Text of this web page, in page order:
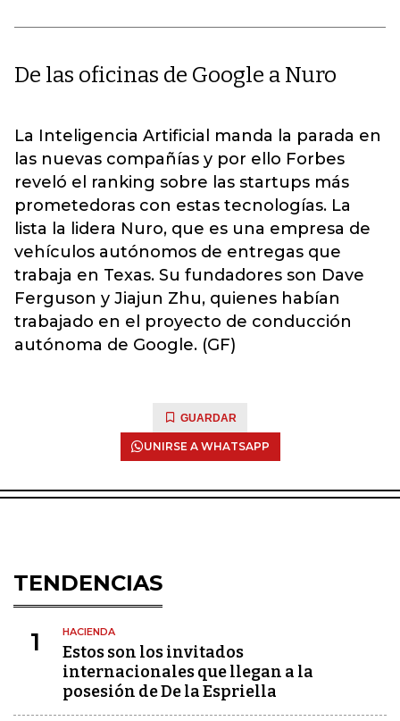
De las oficinas de Google a Nuro
La Inteligencia Artificial manda la parada en
las nuevas compañías y por ello Forbes
reveló el ranking sobre las startups más
prometedoras con estas tecnologías. La
lista la lidera Nuro, que es una empresa de
vehículos autónomos de entregas que
trabaja en Texas. Su fundadores son Dave
Ferguson y Jiajun Zhu, quienes habían
trabajado en el proyecto de conducción
autónoma de Google. (GF)
GUARDAR
UNIRSE A WHATSAPP
TENDENCIAS
1 HACIENDA
Estos son los invitados
internacionales que llegan a la
posesión de De la Espriella